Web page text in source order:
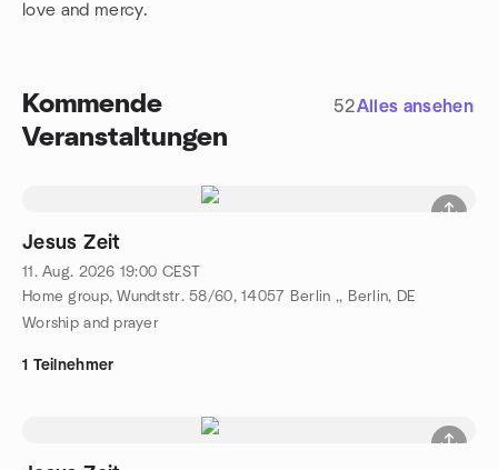
love and mercy.
Kommende
Veranstaltungen
52Alles ansehen
Jesus Zeit
11. Aug. 2026 19:00 CEST
Home group, Wundtstr. 58/60, 14057 Berlin ,, Berlin, DE
Worship and prayer
1 Teilnehmer